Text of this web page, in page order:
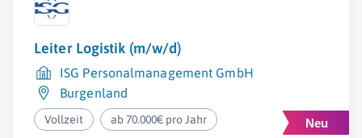
Leiter Logistik (m/w/d)
ISG Personalmanagement GmbH
Burgenland
Vollzeit ab 70.000€ pro Jahr